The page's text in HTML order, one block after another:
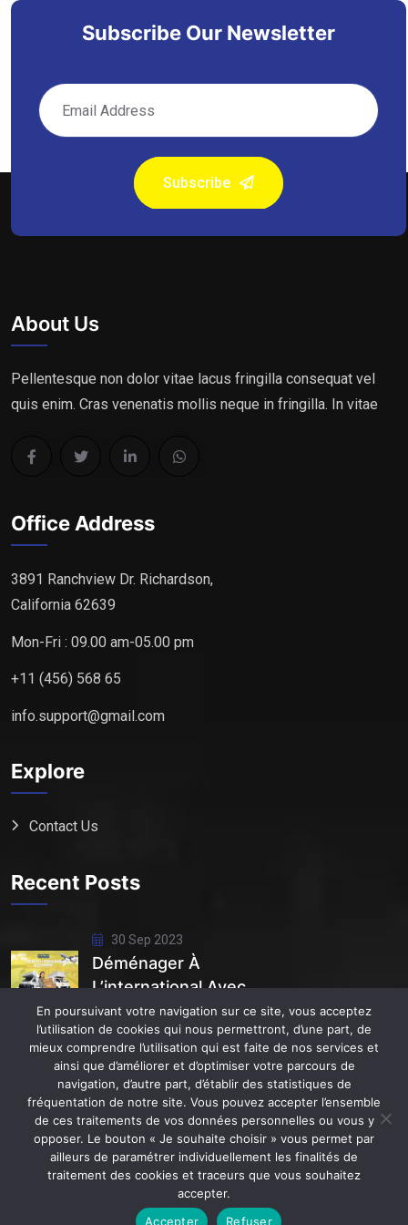
Subscribe Our Newsletter
Subscribe
About Us
Pellentesque non dolor vitae lacus fringilla consequat vel
quis enim. Cras venenatis mollis neque in fringilla. In vitae
Office Address
3891 Ranchview Dr. Richardson,
California 62639
Mon-Fri : 09.00 am-05.00 pm
+11 (456) 568 65
info.support@gmail.com
Explore
Contact Us
Recent Posts
30 Sep 2023
Déménager À
L’international Avec
Euromove
11 Juin 2023
Euromove : Votre
Partenaire De
2023 All Rights Reserved ByLogistik.
En poursuivant votre navigation sur ce site, vous acceptez
l’utilisation de cookies qui nous permettront, d’une part, de
mieux comprendre l’utilisation qui est faite de nos services et
ainsi que d’améliorer et d’optimiser votre parcours de
navigation, d’autre part, d’établir des statistiques de
fréquentation de notre site. Vous pouvez accepter l’ensemble
de ces traitements de vos données personnelles ou vous y
opposer. Le bouton « Je souhaite choisir » vous permet par
ailleurs de paramétrer individuellement les finalités de
traitement des cookies et traceurs que vous souhaitez
accepter.
Accepter
Refuser